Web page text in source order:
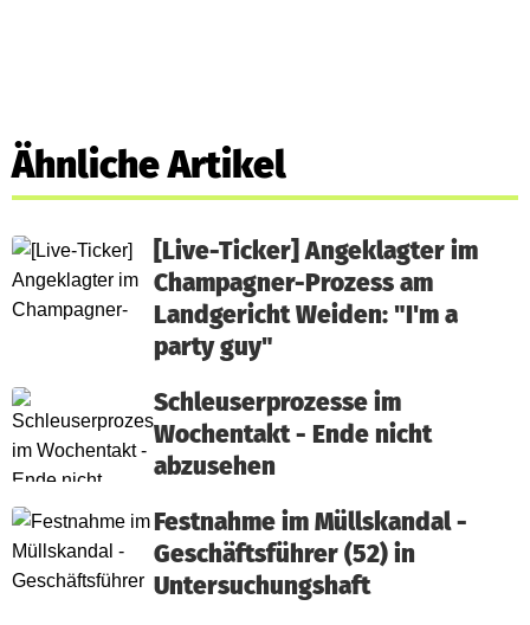
Ähnliche Artikel
[Live-Ticker] Angeklagter im
Champagner-Prozess am
Landgericht Weiden: "I'm a
party guy"
Schleuserprozesse im
Wochentakt - Ende nicht
abzusehen
Festnahme im Müllskandal -
Geschäftsführer (52) in
Untersuchungshaft